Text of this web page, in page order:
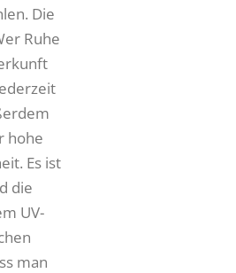
Die
Ruhe
hohe
Es ist
die
UV-
man